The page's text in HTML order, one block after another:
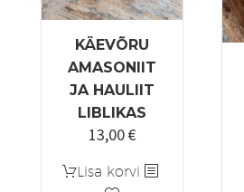
KÄEVÕRU
AMASONIIT
JA HAULIIT
LIBLIKAS
13,00€
Lisa korvi